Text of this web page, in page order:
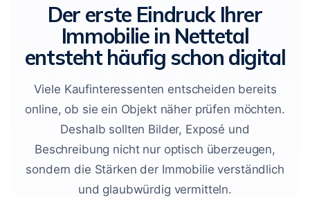
Der erste Eindruck Ihrer
Immobilie in Nettetal
entsteht häufig schon digital
Viele Kaufinteressenten entscheiden bereits
online, ob sie ein Objekt näher prüfen möchten.
Deshalb sollten Bilder, Exposé und
Beschreibung nicht nur optisch überzeugen,
sondern die Stärken der Immobilie verständlich
und glaubwürdig vermitteln.